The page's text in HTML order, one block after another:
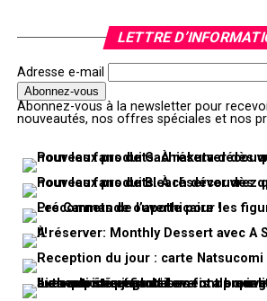
LETTRE
Adresse e-mail
Abonnez-vous à la newsletter pour
nouveautés, nos offres spéciales et nos